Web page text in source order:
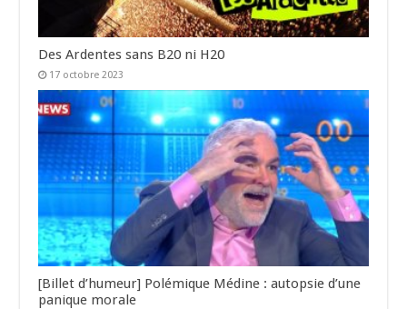
Des Ardentes sans B20 ni H20
17 octobre 2023
[Billet d’humeur] Polémique Médine : autopsie d’une
panique morale